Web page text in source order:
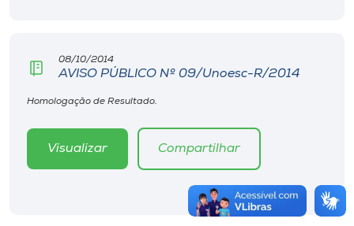
08/10/2014
AVISO PÚBLICO Nº 09/Unoesc-R/2014
Homologação de Resultado.
Visualizar Compartilhar